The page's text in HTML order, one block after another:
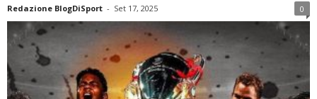
Redazione BlogDiSport - Set 17, 2025 0